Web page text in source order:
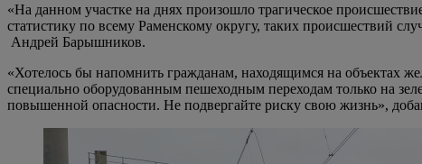
«На данном участке на днях произошло трагическое
статистику по всему Раменскому округу, таких происшествий
Андрей Барышников.
«Хотелось бы напомнить гражданам, находящимся на объектах
специально оборудованным пешеходным переходам только на
повышенной опасности. Не подвергайте риску свою жизнь»,